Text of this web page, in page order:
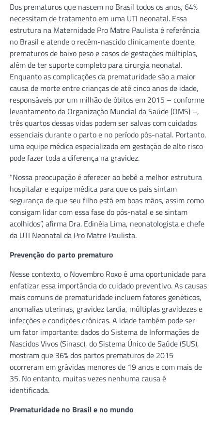
Dos prematuros que nascem no Brasil todos os anos, 64%
necessitam de tratamento em uma UTI neonatal. Essa
estrutura na Maternidade Pro Matre Paulista é referência
no Brasil e atende o recém-nascido clinicamente doente,
prematuros de baixo peso e casos de gestações múltiplas,
além de ter suporte completo para cirurgia neonatal.
Enquanto as complicações da prematuridade são a maior
causa de morte entre crianças de até cinco anos de idade,
responsáveis por um milhão de óbitos em 2015 – conforme
levantamento da Organização Mundial da Saúde (OMS) –,
três quartos dessas vidas podem ser salvas com cuidados
essenciais durante o parto e no período pós-natal. Portanto,
uma equipe médica especializada em gestação de alto risco
pode fazer toda a diferença na gravidez.
“Nossa preocupação é oferecer ao bebê a melhor estrutura
hospitalar e equipe médica para que os pais sintam
segurança de que seu filho está em boas mãos, assim como
consigam lidar com essa fase do pós-natal e se sintam
acolhidos”, afirma Dra. Edinéia Lima, neonatologista e chefe
da UTI Neonatal da Pro Matre Paulista.
Prevenção do parto prematuro
Nesse contexto, o Novembro Roxo é uma oportunidade para
enfatizar essa importância do cuidado preventivo. As causas
mais comuns de prematuridade incluem fatores genéticos,
anomalias uterinas, gravidez tardia, múltiplas gravidezes e
infecções e condições crônicas. A idade também pode ser
um fator importante: dados do Sistema de Informações de
Nascidos Vivos (Sinasc), do Sistema Único de Saúde (SUS),
mostram que 36% dos partos prematuros de 2015
ocorreram em grávidas menores de 19 anos e com mais de
35. No entanto, muitas vezes nenhuma causa é
identificada.
Prematuridade no Brasil e no mundo